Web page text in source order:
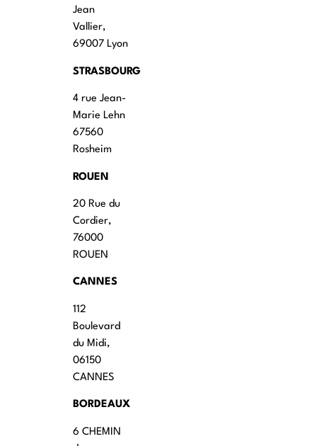
Jean
Vallier,
69007 Lyon
STRASBOURG
4 rue Jean-
Marie Lehn
67560
Rosheim
ROUEN
20 Rue du
Cordier,
76000
ROUEN
CANNES
112
Boulevard
du Midi,
06150
CANNES
BORDEAUX
6 CHEMIN